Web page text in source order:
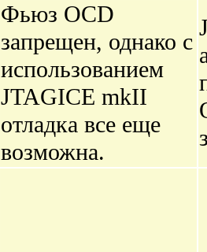
Фьюз OCD
запрещен, однако с
использованием
JTAGICE mkII
отладка все еще
возможна.